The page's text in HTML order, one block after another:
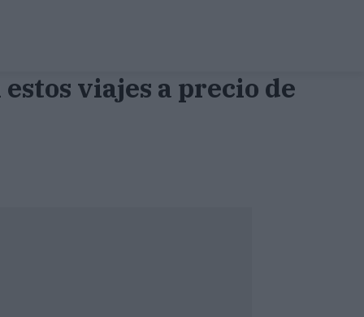
viajes a precio de